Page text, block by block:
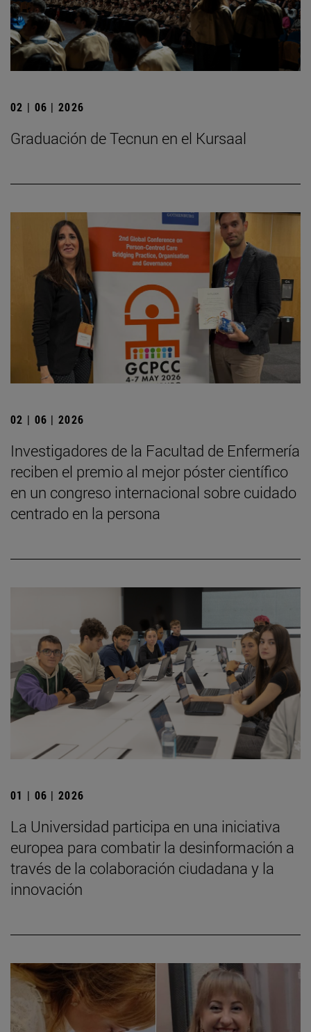
02 | 06 | 2026
Graduación de Tecnun en el Kursaal
02 | 06 | 2026
Investigadores de la Facultad de Enfermería
reciben el premio al mejor póster científico
en un congreso internacional sobre cuidado
centrado en la persona
01 | 06 | 2026
La Universidad participa en una iniciativa
europea para combatir la desinformación a
través de la colaboración ciudadana y la
innovación